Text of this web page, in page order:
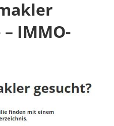
IMMO-